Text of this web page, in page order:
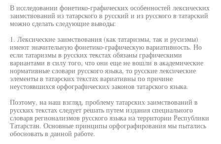
В исследовании фонетико-графических особенностей лексических
заимствований из татарского в русский и из русского в татарский
можно сделать следующие выводы:
1. Лексические заимствования (как татаризмы, так и русизмы)
имеют значительную фонетико-графическую вариативность. Но
если татаризмы в русских текстах обязаны графическими
вариантами в силу того, что они еще не вошли в академические
нормативные словари русского языка, то русские лексические
элементы в татарских текстах вариативны по причине
неустоявшихся орфографических законов татарского языка.
Поэтому, на наш взгляд, проблему татарских заимствований в
русских текстах следует решать путем издания специального
словаря регионализмов русского языка на территории Республики
Татарстан. Основные принципы орфографирования мы пытались
обосновать в данной работе.